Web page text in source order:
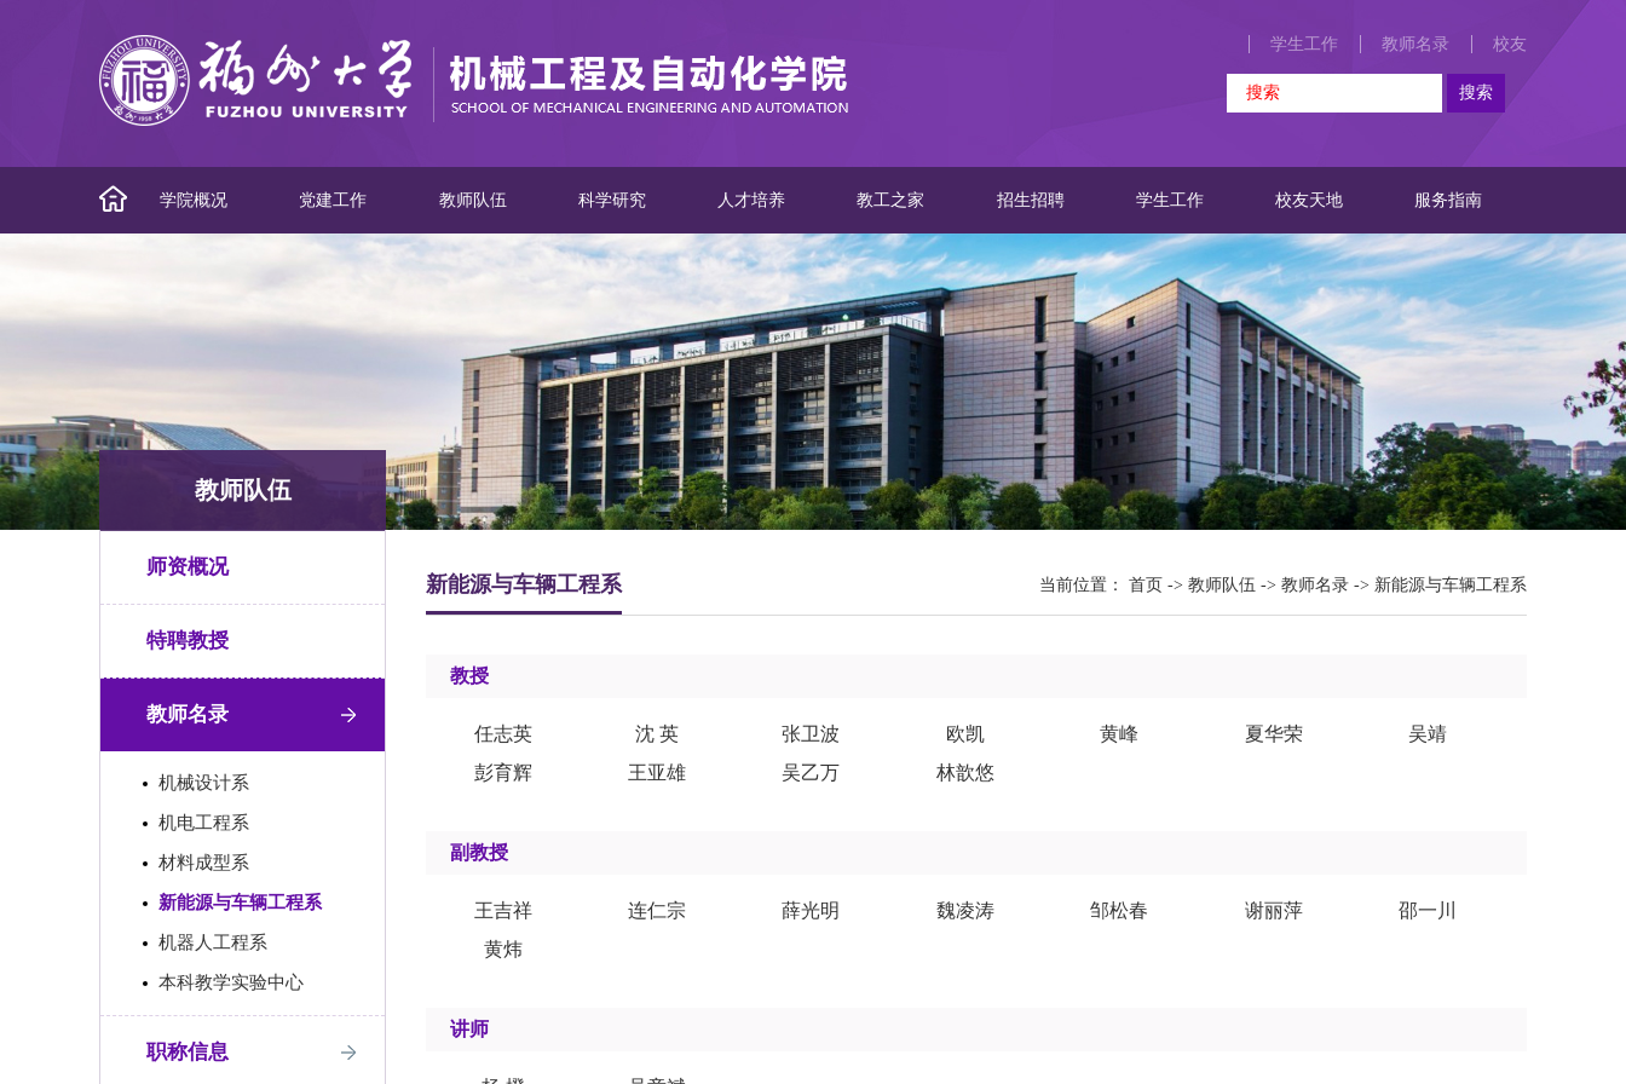
学生工作 教师名录 校友
学院概况 党建工作 教师队伍 科学研究 人才培养 教工之家 招生招聘 学生工作 校友天地 服务指南
教师队伍
师资概况
特聘教授
教师名录
机械设计系
机电工程系
材料成型系
新能源与车辆工程系
机器人工程系
本科教学实验中心
职称信息
新能源与车辆工程系 当前位置： 首页 -> 教师队伍 -> 教师名录 -> 新能源与车辆工程系
教授
任志英 沈 英 张卫波 欧凯 黄峰 夏华荣
吴靖
彭育辉
王亚雄 吴乙万 林歆悠
副教授
王吉祥 连仁宗 薛光明 魏凌涛 邹松春 谢丽萍
邵一川
黄炜
讲师